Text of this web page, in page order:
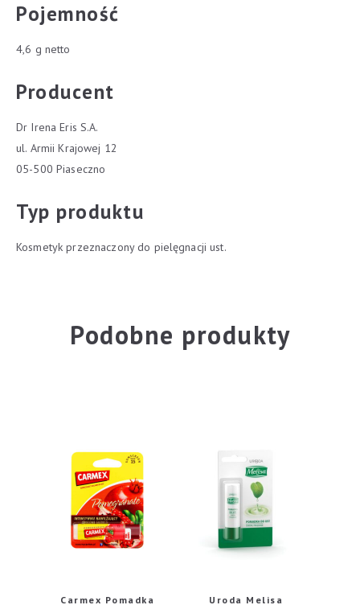
Pojemność
4,6 g netto
Producent
Dr Irena Eris S.A.
ul. Armii Krajowej 12
05-500 Piaseczno
Typ produktu
Kosmetyk przeznaczony do pielęgnacji ust.
Podobne produkty
Carmex Pomadka Uroda Melisa